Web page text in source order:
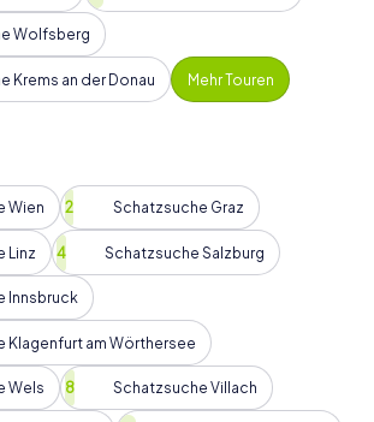
Wolfsberg
Krems an der Donau Mehr Touren
Wien Schatzsuche Graz
Linz Schatzsuche Salzburg
Innsbruck
Klagenfurt am Wörthersee
Wels Schatzsuche Villach